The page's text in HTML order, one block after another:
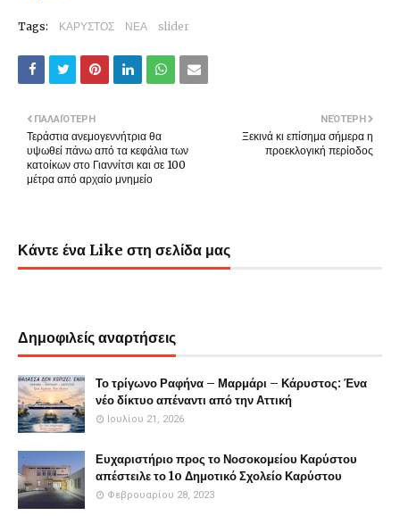
Tags: ΚΑΡΥΣΤΟΣ ΝΕΑ slider
ΝΕΌΤΕΡΗ
Ξεκινά κι επίσημα σήμερα η
προεκλογική περίοδος
ΠΑΛΑΙΌΤΕΡΗ
Τεράστια ανεμογεννήτρια θα
υψωθεί πάνω από τα κεφάλια των
κατοίκων στο Γιαννίτσι και σε 100
μέτρα από αρχαίο μνημείο
Κάντε ένα Like στη σελίδα μας
Δημοφιλείς αναρτήσεις
Το τρίγωνο Ραφήνα – Μαρμάρι – Κάρυστος: Ένα
νέο δίκτυο απέναντι από την Αττική
Ιουλίου 21, 2026
Ευχαριστήριο προς το Νοσοκομείου Καρύστου
απέστειλε το 1o Δημοτικό Σχολείο Καρύστου
Φεβρουαρίου 28, 2023